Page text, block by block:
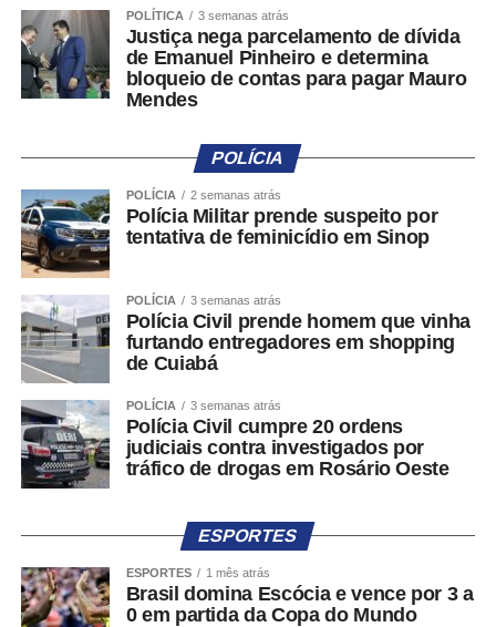
Local: Unidade CPA
Horário: Período matutino, às 8h
Horário: Período vespertino, às 14h
Data: Terça-feira (30/06)
Horário: Sessão matutina, às 8h
Horário: Sessão vespertina, às 14h
Festa Junina
Data: Quarta-feira (01/07)
Local: Unidade Getúlio
Horário: Período matutino, às 8h
Festa Junina
Data: Quinta-feira (02/07)
Local: Unidade Pedra 90
Horário: Período vespertino, às 14h
Sexta-feira (03/07)
Local:Unidade Sucuri
Horário:Período matutino, às 8h
POLÍTICA 3 semanas atrás
Justiça nega parcelamento de dívida
de Emanuel Pinheiro e determina
bloqueio de contas para pagar Mauro
Mendes
POLÍCIA
POLÍCIA 2 semanas atrás
Polícia Militar prende suspeito por
tentativa de feminicídio em Sinop
POLÍCIA 3 semanas atrás
Polícia Civil prende homem que vinha
furtando entregadores em shopping
de Cuiabá
POLÍCIA 3 semanas atrás
Polícia Civil cumpre 20 ordens
judiciais contra investigados por
tráfico de drogas em Rosário Oeste
ESPORTES
ESPORTES 1 mês atrás
Brasil domina Escócia e vence por 3 a
0 em partida da Copa do Mundo